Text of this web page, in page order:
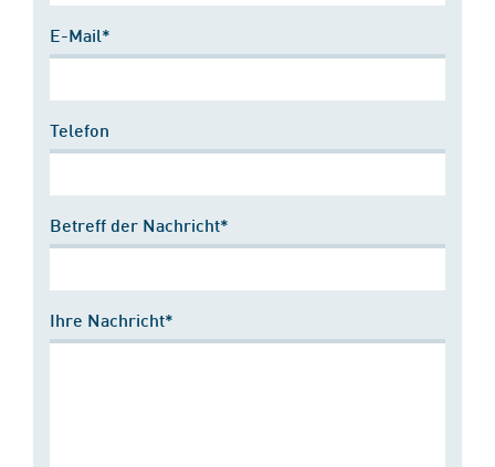
E-Mail*
Telefon
Betreff der Nachricht*
Ihre Nachricht*